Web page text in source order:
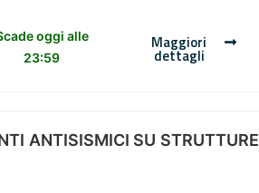
oggi alle
23:59
Maggiori
dettagli
ANTISISMICI SU STRUTTURE